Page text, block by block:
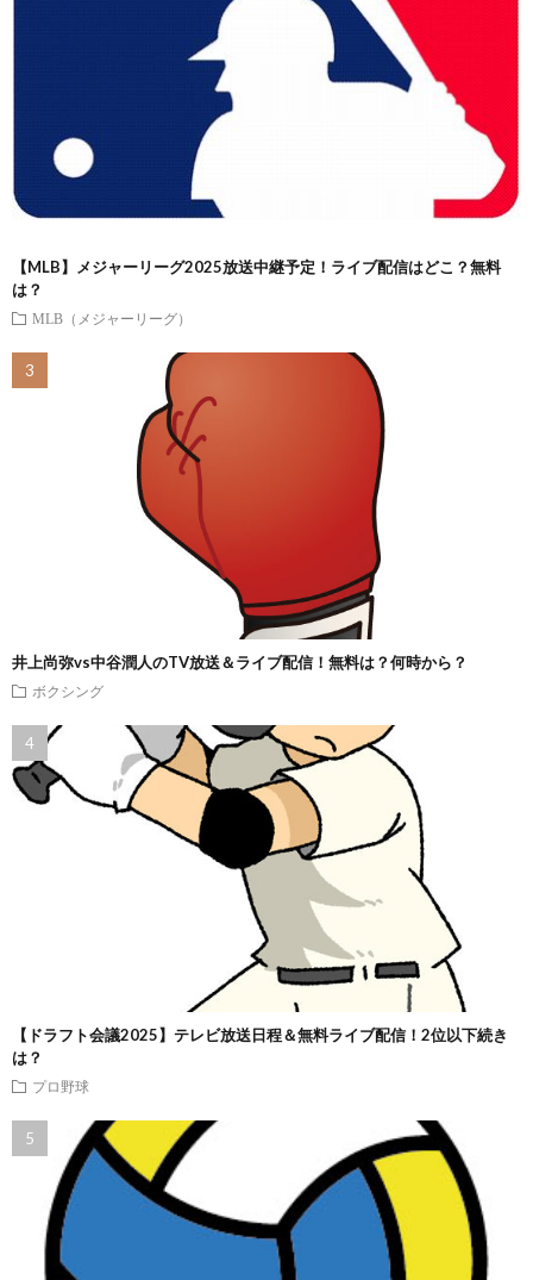
【MLB】メジャーリーグ2025放送中継予定！ライブ配信はどこ？無料
は？
MLB（メジャーリーグ）
井上尚弥vs中谷潤人のTV放送＆ライブ配信！無料は？何時から？
ボクシング
【ドラフト会議2025】テレビ放送日程＆無料ライブ配信！2位以下続き
は？
プロ野球